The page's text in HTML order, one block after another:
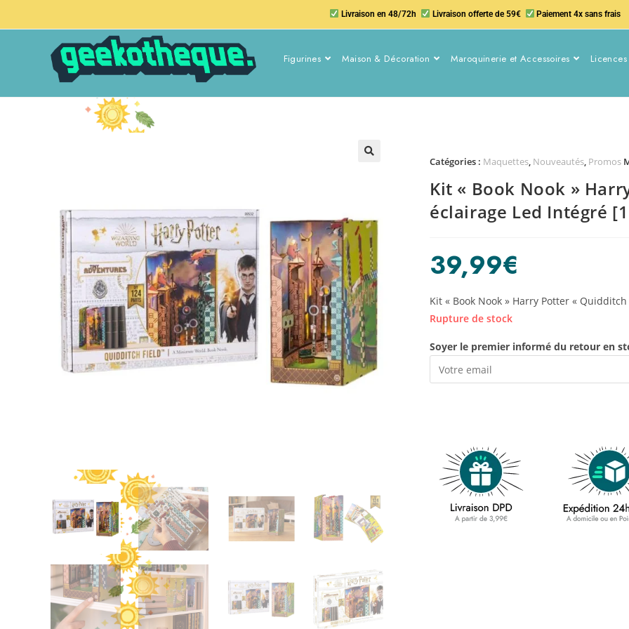
Livraison en 48/72h Livraison offerte de 59€ Paiement 4x sans frais
Figurines Maison & Décoration Maroquinerie et Accessoires
Catégories : Maquettes, Nouveautés, Promos
Kit « Book Nook »
éclairage Led Intégré
39,99€
Kit « Book Nook » Harry Potter «
Rupture de stock
Soyer le premier informé du retour en